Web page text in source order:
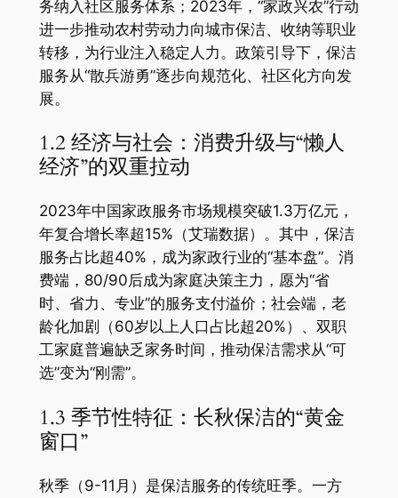
务纳入社区服务体系；2023年，“家政兴农”行动
进一步推动农村劳动力向城市保洁、收纳等职业
转移，为行业注入稳定人力。政策引导下，保洁
服务从“散兵游勇”逐步向规范化、社区化方向发
展。
1.2 经济与社会：消费升级与“懒人
经济”的双重拉动
2023年中国家政服务市场规模突破1.3万亿元，
年复合增长率超15%（艾瑞数据）。其中，保洁
服务占比超40%，成为家政行业的“基本盘”。消
费端，80/90后成为家庭决策主力，愿为“省
时、省力、专业”的服务支付溢价；社会端，老
龄化加剧（60岁以上人口占比超20%）、双职
工家庭普遍缺乏家务时间，推动保洁需求从“可
选”变为“刚需”。
1.3 季节性特征：长秋保洁的“黄金
窗口”
秋季（9-11月）是保洁服务的传统旺季。一方